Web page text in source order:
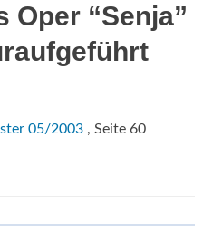
Oper “Senja”
05/2003 , Seite 60